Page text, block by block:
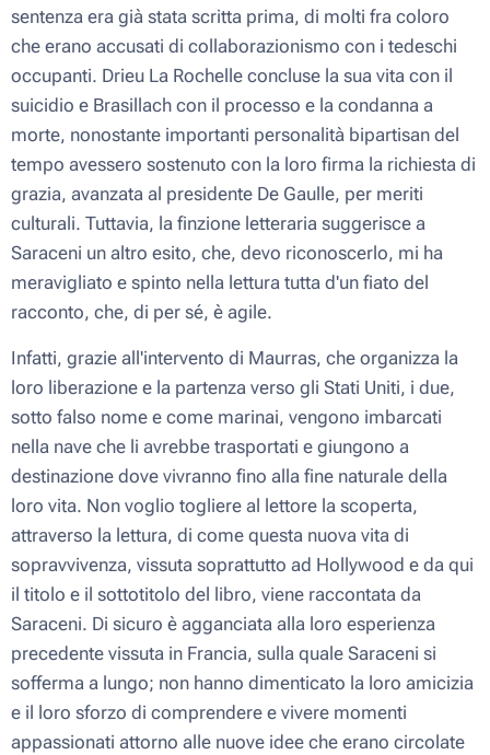
sentenza era già stata scritta prima, di molti fra coloro
che erano accusati di collaborazionismo con i tedeschi
occupanti. Drieu La Rochelle concluse la sua vita con il
suicidio e Brasillach con il processo e la condanna a
morte, nonostante importanti personalità bipartisan del
tempo avessero sostenuto con la loro firma la richiesta di
grazia, avanzata al presidente De Gaulle, per meriti
culturali. Tuttavia, la finzione letteraria suggerisce a
Saraceni un altro esito, che, devo riconoscerlo, mi ha
meravigliato e spinto nella lettura tutta d'un fiato del
racconto, che, di per sé, è agile.
Infatti, grazie all'intervento di Maurras, che organizza la
loro liberazione e la partenza verso gli Stati Uniti, i due,
sotto falso nome e come marinai, vengono imbarcati
nella nave che li avrebbe trasportati e giungono a
destinazione dove vivranno fino alla fine naturale della
loro vita. Non voglio togliere al lettore la scoperta,
attraverso la lettura, di come questa nuova vita di
sopravvivenza, vissuta soprattutto ad Hollywood e da qui
il titolo e il sottotitolo del libro, viene raccontata da
Saraceni. Di sicuro è agganciata alla loro esperienza
precedente vissuta in Francia, sulla quale Saraceni si
sofferma a lungo; non hanno dimenticato la loro amicizia
e il loro sforzo di comprendere e vivere momenti
appassionati attorno alle nuove idee che erano circolate